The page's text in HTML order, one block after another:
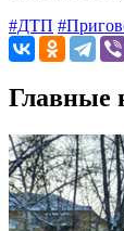
#ДТП
Главные